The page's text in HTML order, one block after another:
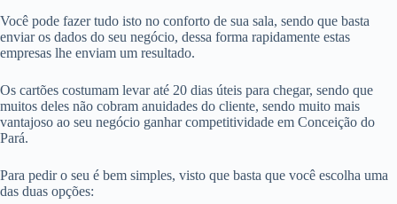
Você pode fazer tudo isto no conforto de sua sala, sendo que basta
enviar os dados do seu negócio, dessa forma rapidamente estas
empresas lhe enviam um resultado.
Os cartões costumam levar até 20 dias úteis para chegar, sendo que
muitos deles não cobram anuidades do cliente, sendo muito mais
vantajoso ao seu negócio ganhar competitividade em Conceição do
Pará.
Para pedir o seu é bem simples, visto que basta que você escolha uma
das duas opções: